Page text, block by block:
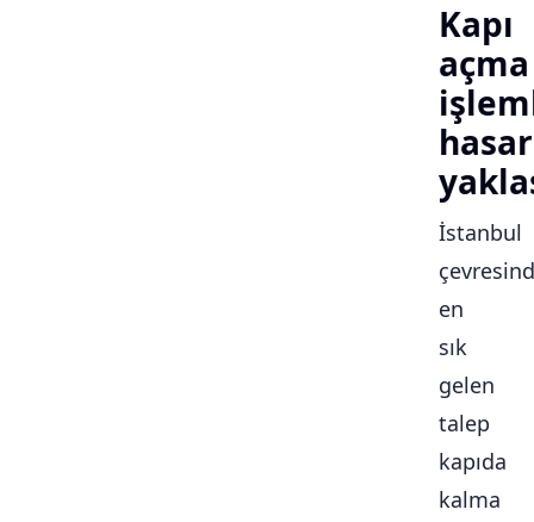
Kapı
açma
İstanbul
en
sık
gelen
talep
kapıda
kalma